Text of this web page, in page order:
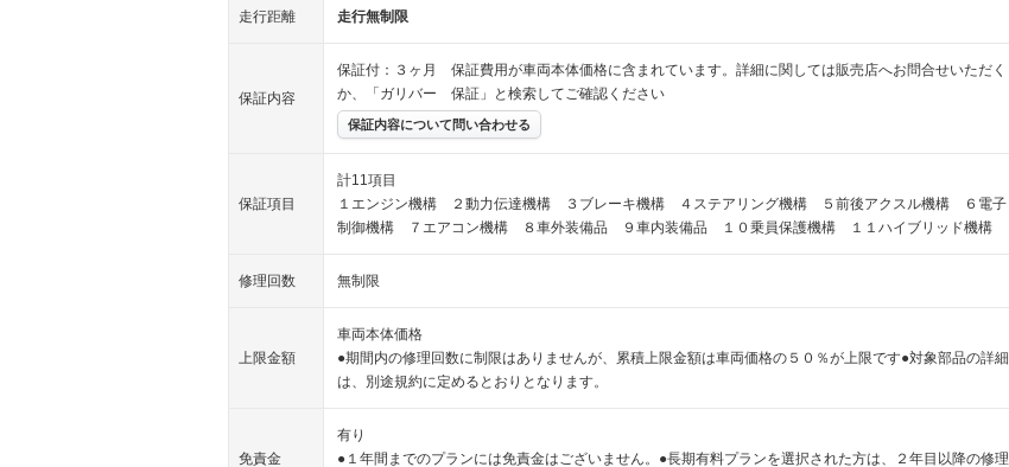
走行距離 走行無制限
保証内容
保証付：３ヶ月 保証費用が車両本体価格に含まれています。詳細に関しては販売店へお問合せいただく
か、「ガリバー 保証」と検索してご確認ください
保証内容について問い合わせる
保証項目
計11項目
１エンジン機構 ２動力伝達機構 ３ブレーキ機構 ４ステアリング機構 ５前後アクスル機構 ６電子
制御機構 ７エアコン機構 ８車外装備品 ９車内装備品 １０乗員保護機構 １１ハイブリッド機構
修理回数 無制限
上限金額
車両本体価格
●期間内の修理回数に制限はありませんが、累積上限金額は車両価格の５０％が上限です●対象部品の詳細
は、別途規約に定めるとおりとなります。
免責金
有り
●１年間までのプランには免責金はございません。●長期有料プランを選択された方は、２年目以降の修理